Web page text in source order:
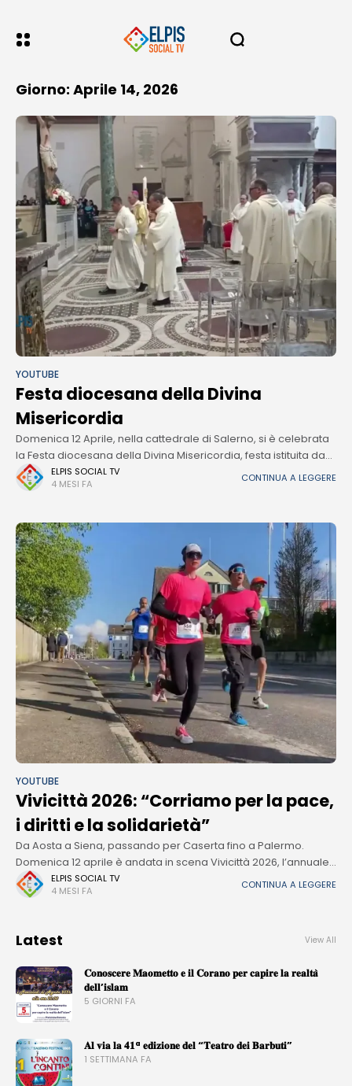
Giorno: Aprile 14, 2026
YOUTUBE
Festa diocesana della Divina
Misericordia
Domenica 12 Aprile, nella cattedrale di Salerno, si è celebrata
la Festa diocesana della Divina Misericordia, festa istituita da
San Giovanni Paolo II nel 2000. La S.Messa, presieduta da
S.E.R.Antonio
ELPIS SOCIAL TV
4 MESI FA
CONTINUA A LEGGERE
YOUTUBE
Vivicittà 2026: “Corriamo per la pace,
i diritti e la solidarietà”
Da Aosta a Siena, passando per Caserta fino a Palermo.
Domenica 12 aprile è andata in scena Vivicittà 2026, l’annuale
corsa organizzata da Uisp, l’associazione sportiva con
l’obiettivo di estendere
ELPIS SOCIAL TV
4 MESI FA
CONTINUA A LEGGERE
Latest View All
𝐂𝐨𝐧𝐨𝐬𝐜𝐞𝐫𝐞 𝐌𝐚𝐨𝐦𝐞𝐭𝐭𝐨 𝐞 𝐢𝐥 𝐂𝐨𝐫𝐚𝐧𝐨 𝐩𝐞𝐫 𝐜𝐚𝐩𝐢𝐫𝐞 𝐥𝐚 𝐫𝐞𝐚𝐥𝐭𝐚̀
𝐝𝐞𝐥𝐥’𝐢𝐬𝐥𝐚𝐦
5 GIORNI FA
𝐀𝐥 𝐯𝐢𝐚 𝐥𝐚 𝟒𝟏ª 𝐞𝐝𝐢𝐳𝐢𝐨𝐧𝐞 𝐝𝐞𝐥 “𝐓𝐞𝐚𝐭𝐫𝐨 𝐝𝐞𝐢 𝐁𝐚𝐫𝐛𝐮𝐭𝐢”
1 SETTIMANA FA